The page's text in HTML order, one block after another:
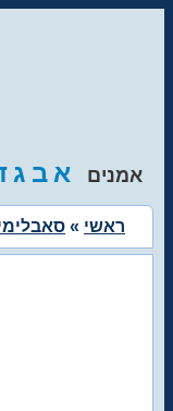
אמנים א ב ג
ראשי »